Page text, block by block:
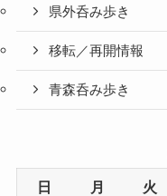
県外呑み歩き
移転／再開情報
青森呑み歩き
日 月 火